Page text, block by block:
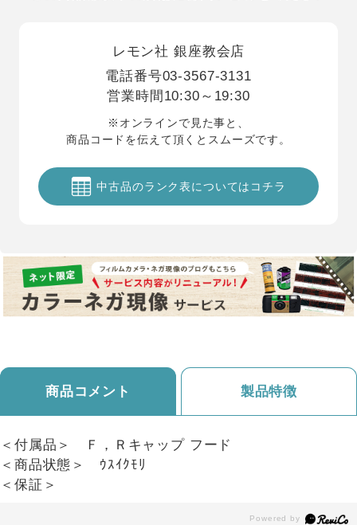
レモン社 銀座教会店
電話番号03-3567-3131
営業時間 10:30～19:30
※オンラインで見た事と、
商品コードを伝えて頂くとスムーズです。
中古品のランク表についてはコチラ
商品コメント 製品特徴
＜付属品＞ Ｆ，Ｒキャップ フード
＜商品状態＞ ｳｽｲｸﾓﾘ
＜保証＞